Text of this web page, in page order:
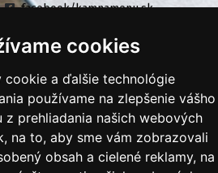
cookies
cookie a ďalšie technológie
používame na zlepšenie vášho
z prehliadania našich webových
na to, aby sme vám zobrazovali
obsah a cielené reklamy, na
facebook/kamnamenu.sk
KONTAKTUJTE NÁS
PRIHLÁSIŤ SA DO ZÁKAZNÍCKEJ ZÓNY